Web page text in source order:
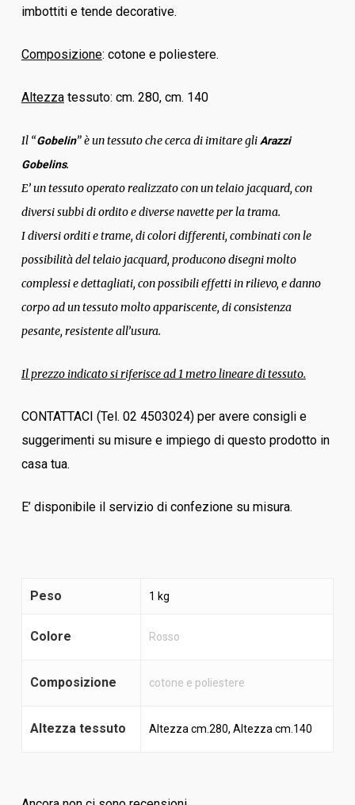
imbottiti e tende decorative.
Composizione: cotone e poliestere.
Altezzatessuto: cm. 280, cm. 140
Il “Gobelin” è un tessuto che cerca di imitare gli Arazzi
Gobelins.
E’ un tessuto operato realizzato con un telaio jacquard, con
diversi subbi di ordito e diverse navette per la trama.
I diversi orditi e trame, di colori differenti, combinati con le
possibilità del telaio jacquard, producono disegni molto
complessi e dettagliati, con possibili effetti in rilievo, e danno
corpo ad un tessuto molto appariscente, di consistenza
pesante, resistente all’usura.
Il prezzo indicato si riferisce ad 1 metro lineare di tessuto.
CONTATTACI (Tel. 02 4503024) per avere consigli e
suggerimenti su misure e impiego di questo prodotto in
casa tua.
E’ disponibile il servizio di confezione su misura.
Peso 1 kg
Colore Rosso
Composizione cotone e poliestere
Altezza tessuto Altezza cm.280, Altezza cm.140